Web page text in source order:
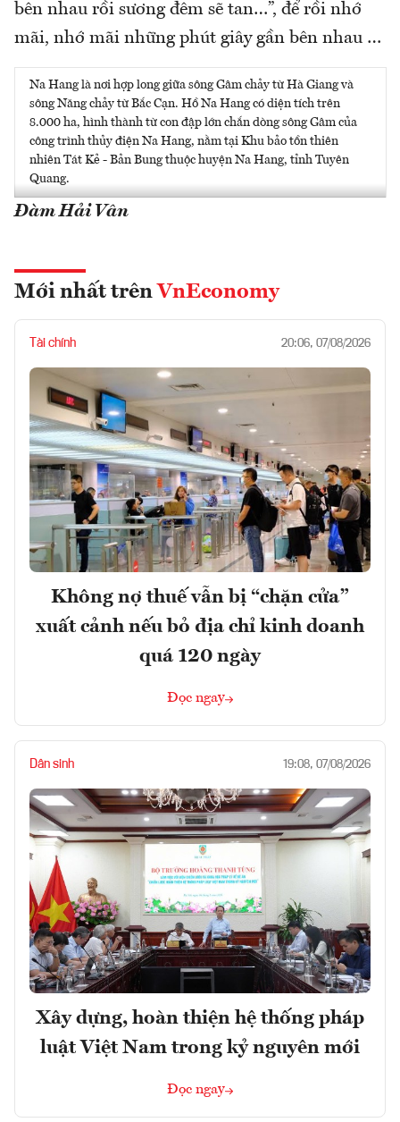
bên nhau rồi sương đêm sẽ tan…”, để rồi nhớ
mãi, nhớ mãi những phút giây gần bên nhau …
Na Hang là nơi hợp long giữa sông Gâm chảy từ Hà Giang và
sông Năng chảy từ Bắc Cạn. Hồ Na Hang có diện tích trên
8.000 ha, hình thành từ con đập lớn chắn dòng sông Gâm của
công trình thủy điện Na Hang, nằm tại Khu bảo tồn thiên
nhiên Tát Kẻ - Bản Bung thuộc huyện Na Hang, tỉnh Tuyên
Quang.
Đàm Hải Vân
Mới nhất trên VnEconomy
Tài chính 20:06, 07/08/2026
Không nợ thuế vẫn bị “chặn cửa”
xuất cảnh nếu bỏ địa chỉ kinh doanh
quá 120 ngày
Đọc ngay
Dân sinh 19:08, 07/08/2026
Xây dựng, hoàn thiện hệ thống pháp
luật Việt Nam trong kỷ nguyên mới
Đọc ngay